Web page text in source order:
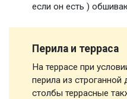
если он есть )
Перила и терраса
На террасе при
перила из строганной
столбы террасные